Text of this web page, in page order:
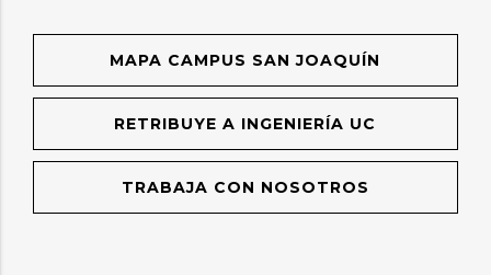
MAPA CAMPUS SAN JOAQUÍN
RETRIBUYE A INGENIERÍA UC
TRABAJA CON NOSOTROS